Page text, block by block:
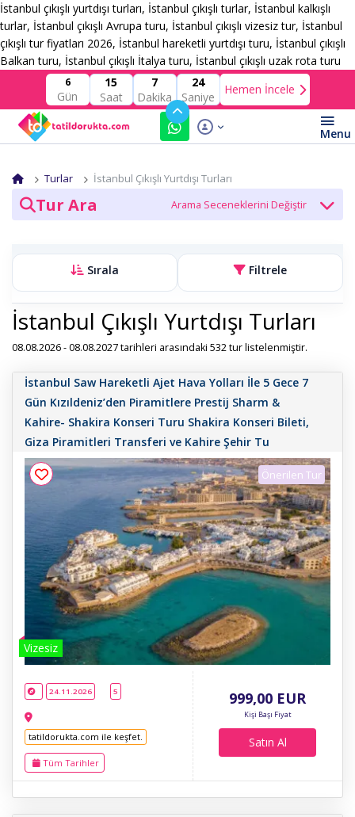
İstanbul çıkışlı yurtdışı turları, İstanbul çıkışlı turlar, İstanbul kalkışlı
turlar, İstanbul çıkışlı Avrupa turu, İstanbul çıkışlı vizesiz tur, İstanbul
çıkışlı tur fiyatları 2026, İstanbul hareketli yurtdışı turu, İstanbul çıkışlı
Balkan turu, İstanbul çıkışlı İtalya turu, İstanbul çıkışlı uzak rota turu
6
Gün
15
Saat
7
Dakika
22
Saniye
Hemen İncele
Turlar İstanbul Çıkışlı Yurtdışı Turları
Tur Ara
Tur Ara
Sırala Filtrele
İstanbul Çıkışlı Yurtdışı Turları
08.08.2026 - 08.08.2027 tarihleri arasındaki 532 tur listelenmiştir.
İstanbul Saw Hareketli Ajet Hava Yolları İle 5 Gece 7
Gün Kızıldeniz’den Piramitlere Prestij Sharm &
Kahire- Shakira Konseri Turu Shakira Konseri Bileti,
Giza Piramitleri Transferi ve Kahire Şehir Tu
Vizesiz
Önerilen Tur
24.11.2026 5
tatildorukta.com ile keşfet.
Tüm Tarihler
999,00 EUR
Kişi Başı Fiyat
Satın Al